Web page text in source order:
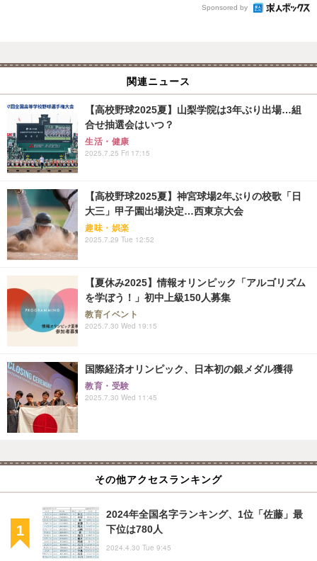
Sponsored by
関連ニュース
【高校野球2025夏】山梨学院は3年ぶり出場…組
合せ抽選会はいつ？
生活・健康
2025.7.25 Fri 17:15
【高校野球2025夏】神宮球場2年ぶりの校歌「日
大三」甲子園出場決定…西東京大会
趣味・娯楽
2025.7.29 Tue 12:52
【夏休み2025】情報オリンピック「アルゴリズム
を学ぼう！」初中上級150人募集
教育イベント
2025.7.30 Wed 19:15
国際経済オリンピック、日本初の銀メダル獲得
教育・受験
2025.7.30 Wed 11:45
その他アクセスランキング
2024年全国名字ランキング、1位「佐藤」最
下位は780人
2024.4.30 Tue 9:45